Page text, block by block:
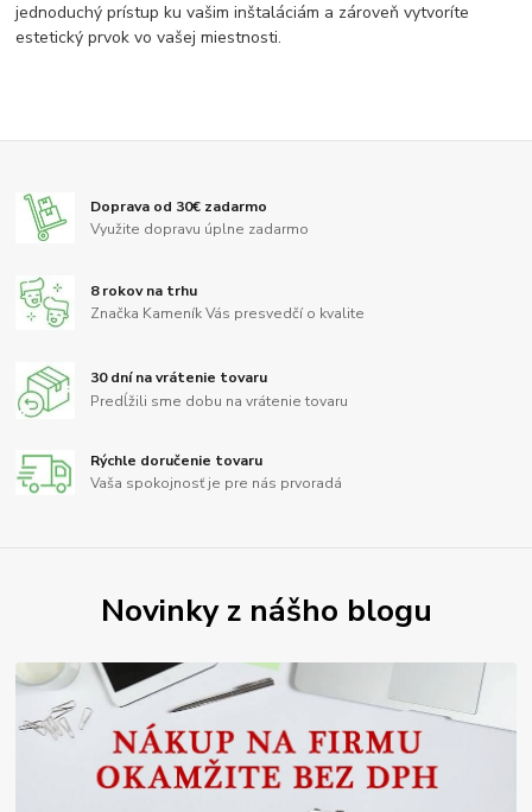
jednoduchý prístup ku vašim inštaláciám a zároveň vytvoríte
estetický prvok vo vašej miestnosti.
Doprava od 30€ zadarmo
Využite dopravu úplne zadarmo
8 rokov na trhu
Značka Kameník Vás presvedčí o kvalite
30 dní na vrátenie tovaru
Predĺžili sme dobu na vrátenie tovaru
Rýchle doručenie tovaru
Vaša spokojnosť je pre nás prvoradá
Novinky z nášho blogu